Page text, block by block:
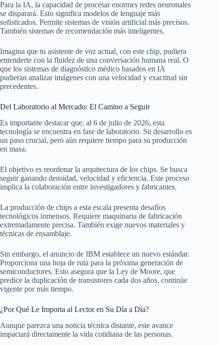
Para la IA, la capacidad de procesar enormes redes neuronales
se disparará. Esto significa modelos de lenguaje más
sofisticados. Permite sistemas de visión artificial más precisos.
También sistemas de recomendación más inteligentes.
Imagina que tu asistente de voz actual, con este chip, pudiera
entenderte con la fluidez de una conversación humana real. O
que los sistemas de diagnóstico médico basados en IA
pudieran analizar imágenes con una velocidad y exactitud sin
precedentes.
Del Laboratorio al Mercado: El Camino a Seguir
Es importante destacar que, al 6 de julio de 2026, esta
tecnología se encuentra en fase de laboratorio. Su desarrollo es
un paso crucial, pero aún requiere tiempo para su producción
en masa.
El objetivo es reordenar la arquitectura de los chips. Se busca
seguir ganando densidad, velocidad y eficiencia. Este proceso
implica la colaboración entre investigadores y fabricantes.
La producción de chips a esta escala presenta desafíos
tecnológicos inmensos. Requiere maquinaria de fabricación
extremadamente precisa. También exige nuevos materiales y
técnicas de ensamblaje.
Sin embargo, el anuncio de IBM establece un nuevo estándar.
Proporciona una hoja de ruta para la próxima generación de
semiconductores. Esto asegura que la Ley de Moore, que
predice la duplicación de transistores cada dos años, continúe
vigente por más tiempo.
¿Por Qué Le Importa al Lector en Su Día a Día?
Aunque parezca una noticia técnica distante, este avance
impactará directamente la vida cotidiana de las personas.